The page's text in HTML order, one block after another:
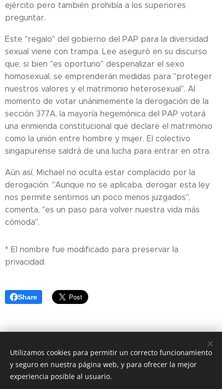
ejército pero también prohibía a los superiores
preguntar.
Este "regalo" del gobierno del PAP para la diversidad
sexual viene con trampa. Lee aseguró en su discurso
que, si bien "es oportuno" despenalizar el sexo
homosexual, se emprenderán medidas para "proteger
nuestros valores y el matrimonio heterosexual". Al
momento de votar unánimemente la derogación de la
sección 377A, la mayoría hegemónica del PAP votará
una enmienda constitucional que declare el matrimonio
como la unión entre hombre y mujer. El colectivo
singapurense saldrá de una lucha para entrar en otra.
Aún así, Michael no oculta estar complacido por la
derogación. "Aunque no se aplicaba, derogar esta ley
nos permite sentirnos un poco menos juzgados",
comenta, "es un paso para volver nuestra vida más
cómoda".
* El nombre fue modificado para preservar la
privacidad.
Share
Utilizamos cookies para permitir un correcto funcionamiento
y seguro en nuestra página web, y para ofrecer la mejor
experiencia posible al usuario.